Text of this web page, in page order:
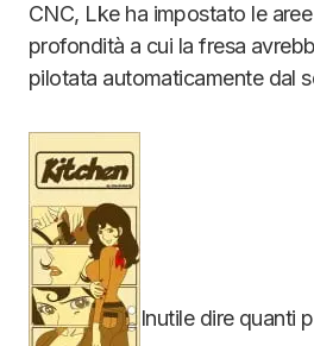
CNC, Lke ha impostato le
profondità a cui la fresa
pilotata automaticamente dal
Inutile dire quanti